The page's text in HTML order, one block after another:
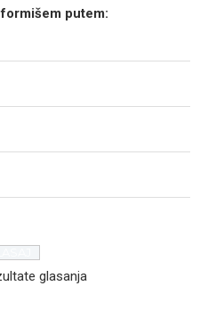
putem:
glasanja